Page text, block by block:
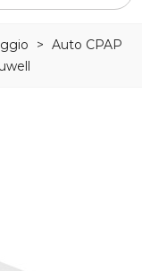
> Auto CPAP